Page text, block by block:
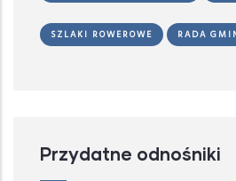
SZLAKI ROWEROWE RADA
Przydatne odnośniki